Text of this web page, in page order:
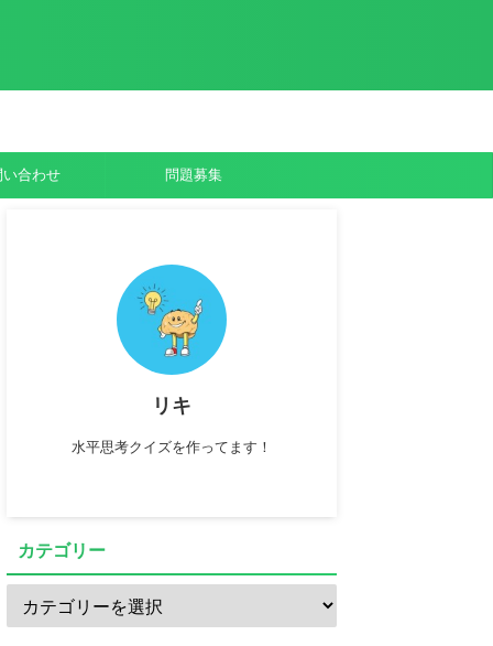
い合わせ 問題募集
リキ
水平思考クイズを作ってます！
カテゴリー